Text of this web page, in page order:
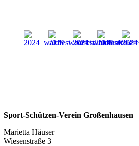
Sport-Schützen-Verein Großenhausen
Marietta Häuser
Wiesenstraße 3